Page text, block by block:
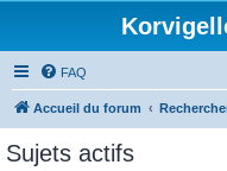
FAQ
Accueil du forum
Sujets actifs